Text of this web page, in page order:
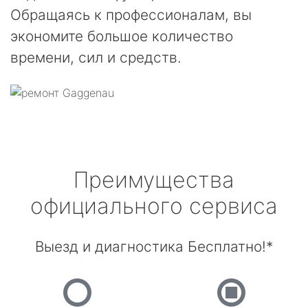
Обращаясь к профессионалам, вы
экономите большое количество
времени, сил и средств.
Преимущества
официального сервиса
Выезд и диагностика Бесплатно!*